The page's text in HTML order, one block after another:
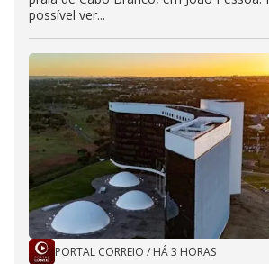
possível ver...
PORTAL CORREIO / HÁ 3 HORAS